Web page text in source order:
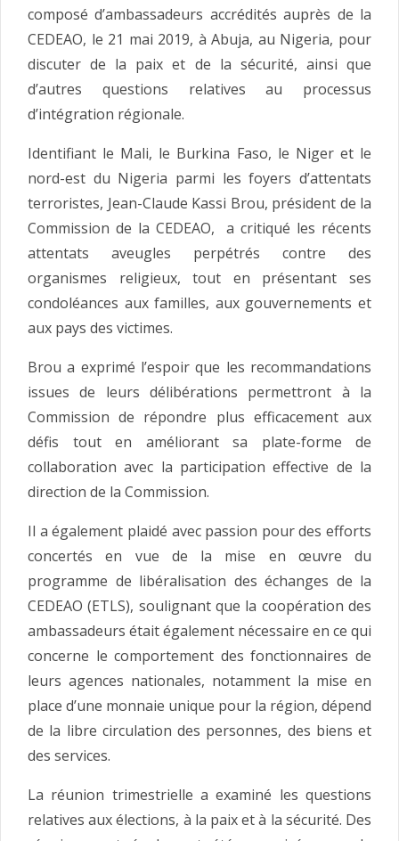
composé d’ambassadeurs accrédités auprès de la
CEDEAO, le 21 mai 2019, à Abuja, au Nigeria, pour
discuter de la paix et de la sécurité, ainsi que
d’autres questions relatives au processus
d’intégration régionale.
Identifiant le Mali, le Burkina Faso, le Niger et le
nord-est du Nigeria parmi les foyers d’attentats
terroristes, Jean-Claude Kassi Brou, président de la
Commission de la CEDEAO, a critiqué les récents
attentats aveugles perpétrés contre des
organismes religieux, tout en présentant ses
condoléances aux familles, aux gouvernements et
aux pays des victimes.
Brou a exprimé l’espoir que les recommandations
issues de leurs délibérations permettront à la
Commission de répondre plus efficacement aux
défis tout en améliorant sa plate-forme de
collaboration avec la participation effective de la
direction de la Commission.
Il a également plaidé avec passion pour des efforts
concertés en vue de la mise en œuvre du
programme de libéralisation des échanges de la
CEDEAO (ETLS), soulignant que la coopération des
ambassadeurs était également nécessaire en ce qui
concerne le comportement des fonctionnaires de
leurs agences nationales, notamment la mise en
place d’une monnaie unique pour la région, dépend
de la libre circulation des personnes, des biens et
des services.
La réunion trimestrielle a examiné les questions
relatives aux élections, à la paix et à la sécurité. Des